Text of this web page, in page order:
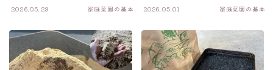
2026.05.29 家庭菜園の基本 2026.05.01 家庭菜園の基本